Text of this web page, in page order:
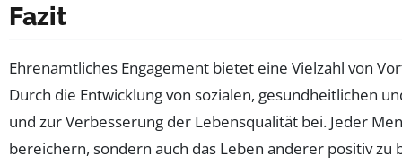
Fazit
Ehrenamtliches Engagement bietet eine Vielzahl von
Durch die Entwicklung von sozialen, gesundheitlichen
und zur Verbesserung der Lebensqualität bei. Jeder
bereichern, sondern auch das Leben anderer positiv zu